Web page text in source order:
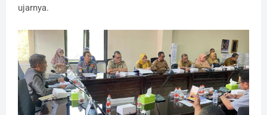
ujarnya.